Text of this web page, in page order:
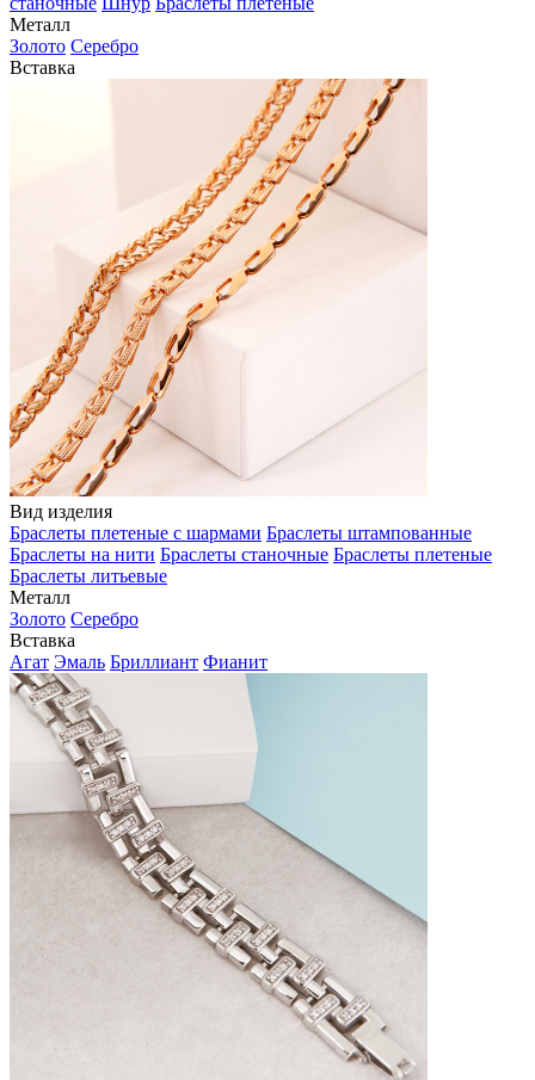
Металл
Золото Серебро
Вставка
Вид изделия
Браслеты плетеные с шармами Браслеты штампованные
Браслеты на нити Браслеты станочные Браслеты плетеные
Браслеты литьевые
Металл
Золото Серебро
Вставка
Агат Эмаль Бриллиант Фианит